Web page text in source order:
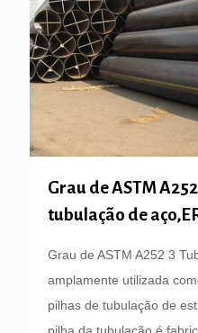
Grau de ASTM
tubulação de
Grau de ASTM A252 3
amplamente utilizada
pilhas de tubulação de
pilha da tubulação é